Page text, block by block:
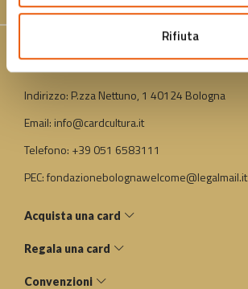
Rifiuta
Contatti
Indirizzo: P.zza Nettuno, 1 40124 Bologna
Email: info@cardcultura.it
Telefono: +39 051 6583111
PEC: fondazionebolognawelcome@legalmail.it
Acquista una card
Regala una card
Convenzioni